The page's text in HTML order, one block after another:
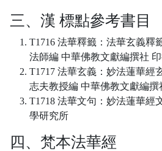
三、漢 標點參考書目
T1716 法華釋籤：法華玄義釋
法師編 中華佛教文獻編撰社
T1717 法華玄義：妙法蓮華經
志夫教授編 中華佛教文獻編撰
T1718 法華文句：妙法蓮華經
學研究所
四、梵本法華經